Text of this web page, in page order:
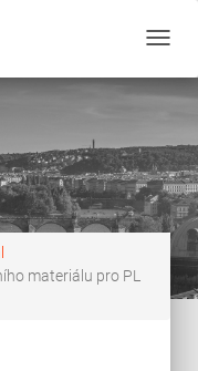
materiálu pro PL